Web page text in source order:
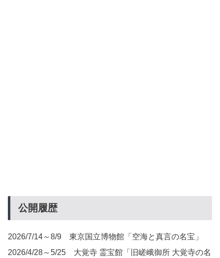
公開履歴
2026/7/14～8/9 東京国立博物館「空海と真言の名宝」
2026/4/28～5/25 大覚寺 霊宝館「旧嵯峨御所 大覚寺の名